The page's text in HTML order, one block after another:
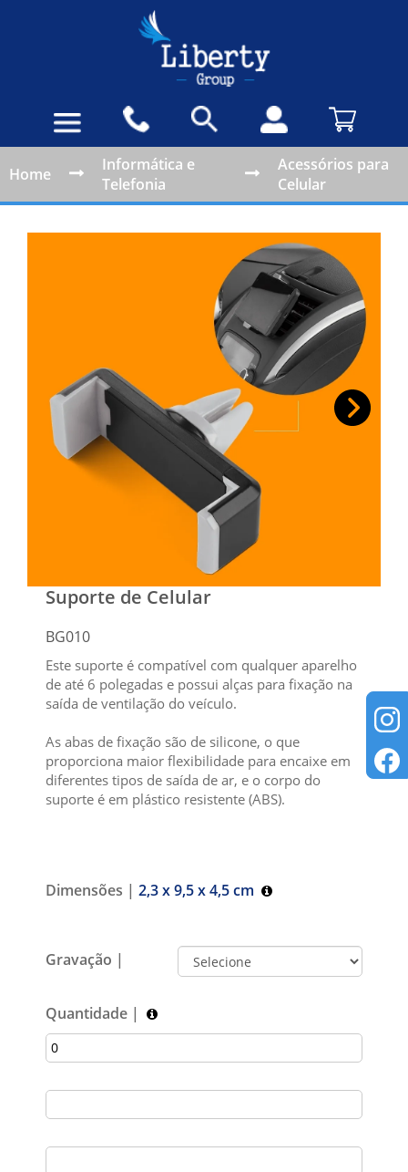
Home
Informática e
Telefonia
Acessórios para
Celular
Suporte de Celular
BG010
Este suporte é compatível com qualquer aparelho
de até 6 polegadas e possui alças para fixação na
saída de ventilação do veículo.
As abas de fixação são de silicone, o que
proporciona maior flexibilidade para encaixe em
diferentes tipos de saída de ar, e o corpo do
suporte é em plástico resistente (ABS).
Dimensões | 2,3 x 9,5 x 4,5 cm
Gravação |
Quantidade |